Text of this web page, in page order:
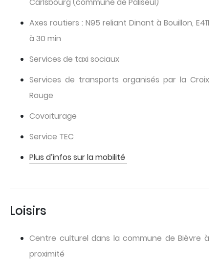
Axes routiers : N95 reliant Dinant à Bouillon, E411
à 30 min
Services de taxi sociaux
Services de transports organisés par la Croix
Rouge
Covoiturage
Service TEC
Plus d’infos sur la mobilité
Loisirs
Centre culturel dans la commune de Bièvre à
proximité